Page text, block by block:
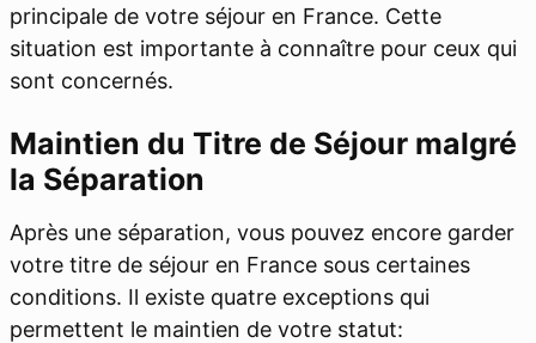
principale de votre séjour en France. Cette
situation est importante à connaître pour ceux qui
sont concernés.
Maintien du Titre de Séjour malgré
la Séparation
Après une séparation, vous pouvez encore garder
votre titre de séjour en France sous certaines
conditions. Il existe quatre exceptions qui
permettent le maintien de votre statut: